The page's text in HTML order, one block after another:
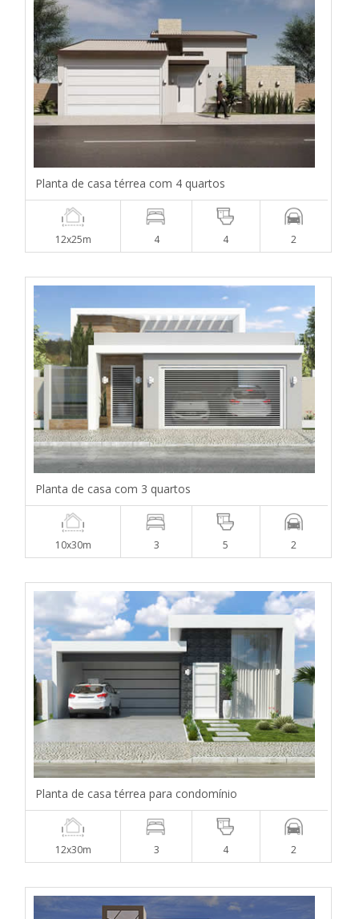
Planta de casa térrea com 4 quartos
12x25m 4 4 2
Planta de casa com 3 quartos
10x30m 3 5 2
Planta de casa térrea para condomínio
12x30m 3 4 2